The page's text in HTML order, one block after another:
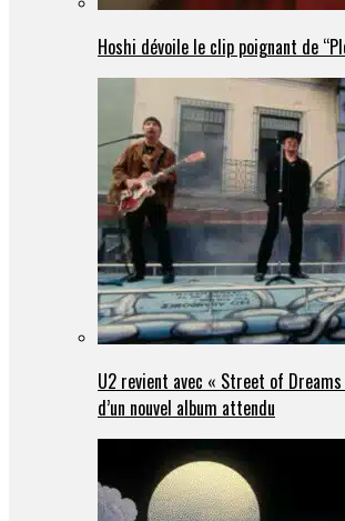
Hoshi dévoile le clip poignant de
U2 revient avec « Street of
d’un nouvel album attendu